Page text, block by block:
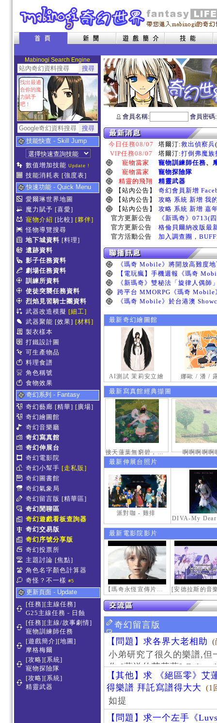
Mabinogi Search Engine
找出最適
合你的魔
力賦予
吧！
技能快查 - Skill Jump
數值增加技能 Update !
技能消耗表 [強度表]
快速功能 - Quick Menu
愛爾琳世界地圖
魔力賦予 [喜愛]
寵物介紹 [比較] [夥伴]
怪物導覽搜尋
地下城資料 [料理]
遺跡資料
影子任務資料
劇場任務資料
訓練所資料
使徒突襲任務資料
烈焰見習騎士團資料
武器改造模擬 [細工]
武器聚能 [效果] [材料]
製衣樣本
打鐵設計圖
可生產物品
料理食譜
角色稱號
食物效果
奇幻系列 - Fantasy
奇幻藝廊 [精華] [廣場]
奇幻繪圖館
奇幻音樂廳
奇幻寫真館
奇幻伸展台
奇幻電影院
奇幻小幫手 [走私販]
奇幻圖書館
奇幻氣象局
奇幻留言版 [精華區]
奇幻閒聊區
奇幻遊戲看板查詢器
奇幻交易版
奇幻序號分享版
奇幻投票所
主題討論 [焦點]
角色名字顏色計算器
奇怪？不一樣 #5
更新頁面 - Update
[任務][主線任務]
G25主線任務 - 日蝕
[任務][主線/故事劇情]
寵物訓練師任務
[遊戲簡介][地圖]
摩格梅爾
[攻略][系統]
寵物探險隊
[攻略][系統]
精靈武器
會員名稱: 會員密
今日任務08/07 塔爾汀:救出偵察兵
VIP任務08/07
塔爾汀:打倒弗魔
寵物當家
寵物訓練師任務、
寵物當家
寵物探險隊
精靈的飛翔
精靈武器
【站內公告】
奇幻會員新增
【站內公告】
攻略 系統 新增 我
【站內公告】
攻略 系統 新增 嘉
官方更新公告
《新瑪奇》0713(
官方更新公告
格倫貝爾納改版最
官方活動公告
加入調查團，
最新奇幻繪圖館
AI測試 茉莉安立繪 娜歐 / 潘 /
最新寫真館經典擷圖
接天蓮葉無窮碧，映日荷花別樣紅。 啊啊啊啊啊
最新伸展台照片
派對咖 - 雞排
最新電影院影片
【瑪奇永恆宣傳片】最初的感動
奇幻留言版
【問題】求各界大老相助
(
小弟研究了很久的樂譜,但
作 [葬送的芙莉蓮]-
【其他】求 《絕區零》艾
得樂譜 拜託寫譜得大大
(1
如提
【問題】求一个左手《